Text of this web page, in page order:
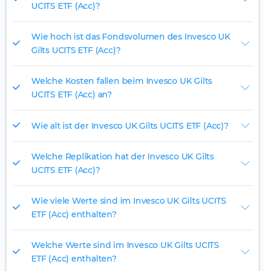
UCITS ETF (Acc)?
Wie hoch ist das Fondsvolumen des Invesco UK
Gilts UCITS ETF (Acc)?
Welche Kosten fallen beim Invesco UK Gilts
UCITS ETF (Acc) an?
Wie alt ist der Invesco UK Gilts UCITS ETF (Acc)?
Welche Replikation hat der Invesco UK Gilts
UCITS ETF (Acc)?
Wie viele Werte sind im Invesco UK Gilts UCITS
ETF (Acc) enthalten?
Welche Werte sind im Invesco UK Gilts UCITS
ETF (Acc) enthalten?